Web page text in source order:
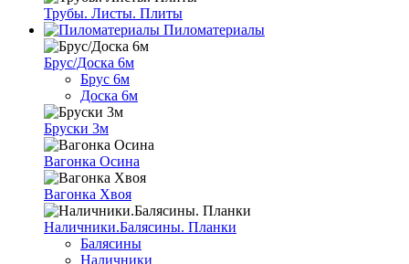
Трубы. Листы. Плиты
Пиломатериалы
Брус/Доска 6м
Брус 6м
Доска 6м
Бруски 3м
Вагонка Осина
Вагонка Хвоя
Наличники.Балясины. Планки
Балясины
Наличники